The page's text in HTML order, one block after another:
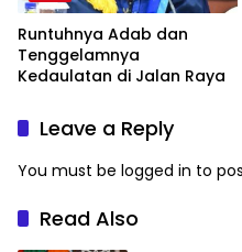
Runtuhnya Adab dan
Tenggelamnya
Kedaulatan di Jalan Raya
Leave a Reply
You must be logged in to
Read Also